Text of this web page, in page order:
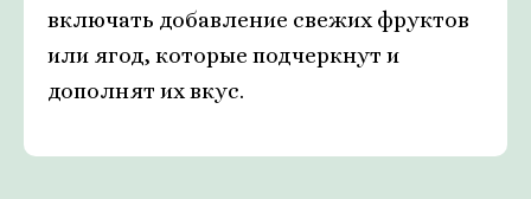
включать добавление свежих фруктов
или ягод, которые подчеркнут и
дополнят их вкус.